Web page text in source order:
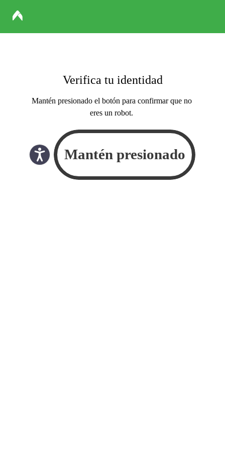
Verifica tu identidad
Mantén presionado el botón para confirmar que no
eres un robot.